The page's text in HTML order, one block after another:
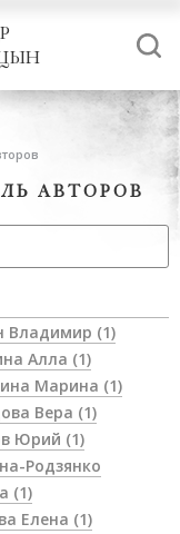
АВТОРОВ
Владимир (1)
Латынина Алла (1)
Лемуткина Марина (1)
Ливинцова Вера (1)
Липатов Юрий (1)
Родзянко
(1)
Логинова Елена (1)